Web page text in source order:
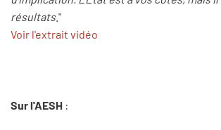
résultats."
Voir l'extrait vidéo
Sur l'AESH :